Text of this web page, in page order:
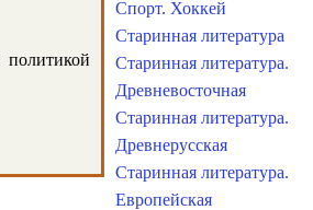
Спорт. Хоккей
Старинная литература
Старинная литература.
Древневосточная
Старинная литература.
Древнерусская
Старинная литература.
Европейская